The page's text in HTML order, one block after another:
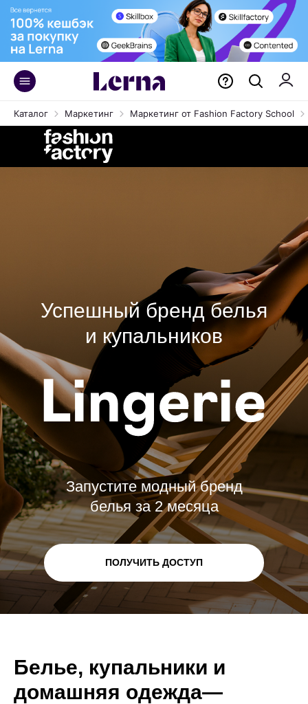
Каталог Маркетинг Маркетинг от Fashion Factory School
ПОЛУЧИТЬ ДОСТУП
Успешный бренд белья
и купальников
Запустите модный бренд
белья за 2 месяца
Белье, купальники и
домашняя одежда—